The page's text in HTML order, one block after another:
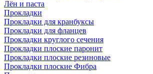
Лён и паста
Прокладки
Прокладки для кранбуксы
Прокладки для фланцев
Прокладки круглого сечения
Прокладки плоские паронит
Прокладки плоские резиновые
Прокладки плоские Фибра